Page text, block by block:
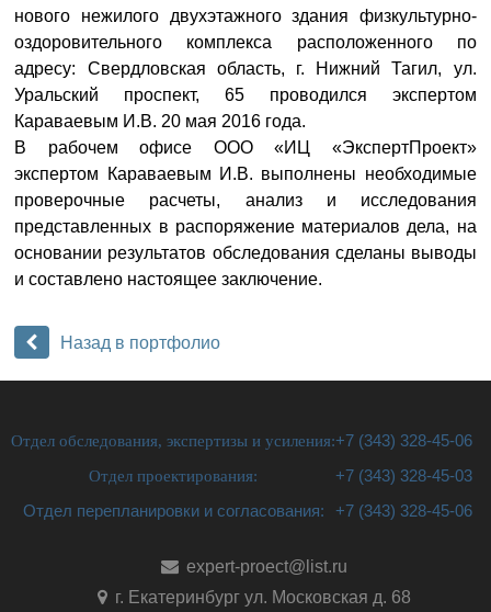
нового нежилого двухэтажного здания физкультурно-
оздоровительного комплекса расположенного по
адресу: Свердловская область, г. Нижний Тагил, ул.
Уральский проспект, 65 проводился экспертом
Караваевым И.В. 20 мая 2016 года.
В рабочем офисе ООО «ИЦ «ЭкспертПроект»
экспертом Караваевым И.В. выполнены необходимые
проверочные расчеты, анализ и исследования
представленных в распоряжение материалов дела, на
основании результатов обследования сделаны выводы
и составлено настоящее заключение.
Назад в портфолио
Отдел обследования, экспертизы и усиления:+7 (343) 328-45-06
Отдел проектирования:
+7 (343) 328-45-03
Отдел перепланировки и согласования:
+7 (343) 328-45-06
expert-proect@list.ru
г. Екатеринбург ул. Московская д. 68